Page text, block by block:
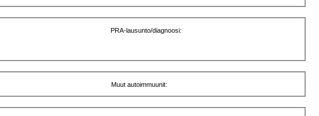
PRA-lausunto/diagnoosi:
Muut autoimmuunit: